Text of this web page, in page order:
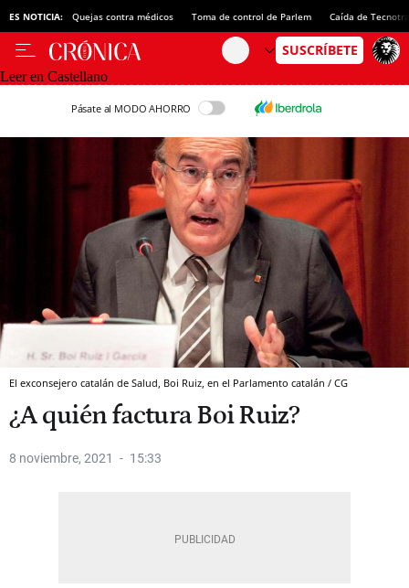
ES NOTICIA: Quejas contra médicos Toma de control de Parlem Caída de
Leer en Castellano
Pásate al MODO AHORRO
El exconsejero catalán de Salud, Boi Ruiz, en el Parlamento catalán / CG
¿A quién factura Boi Ruiz?
8 noviembre, 2021 15:33